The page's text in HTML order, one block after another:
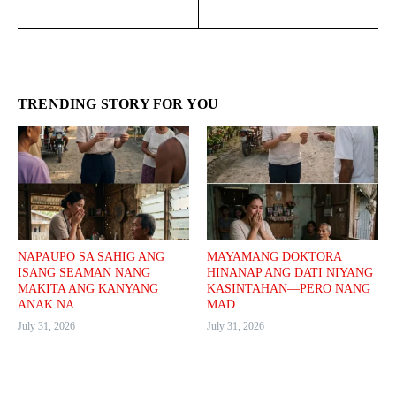
TRENDING STORY FOR YOU
NAPAUPO SA SAHIG ANG
ISANG SEAMAN NANG
MAKITA ANG KANYANG
ANAK NA ...
July 31, 2026
MAYAMANG DOKTORA
HINANAP ANG DATI NIYANG
KASINTAHAN—PERO NANG
MAD ...
July 31, 2026